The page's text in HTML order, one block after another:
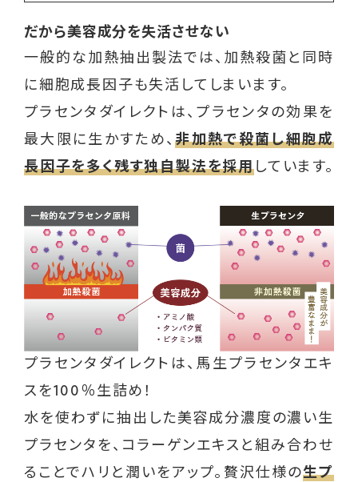
だから美容成分を失活させない
一般的な加熱抽出製法では、加熱殺菌と同時
に細胞成長因子も失活してしまいます。
プラセンタダイレクトは、プラセンタの効果を
最大限に生かすため、非加熱で殺菌し細胞成
長因子を多く残す独自製法を採用しています。
プラセンタダイレクトは、馬生プラセンタエキ
スを100％生詰め！
水を使わずに抽出した美容成分濃度の濃い生
プラセンタを、コラーゲンエキスと組み合わせ
ることでハリと潤いをアップ。贅沢仕様の生プ